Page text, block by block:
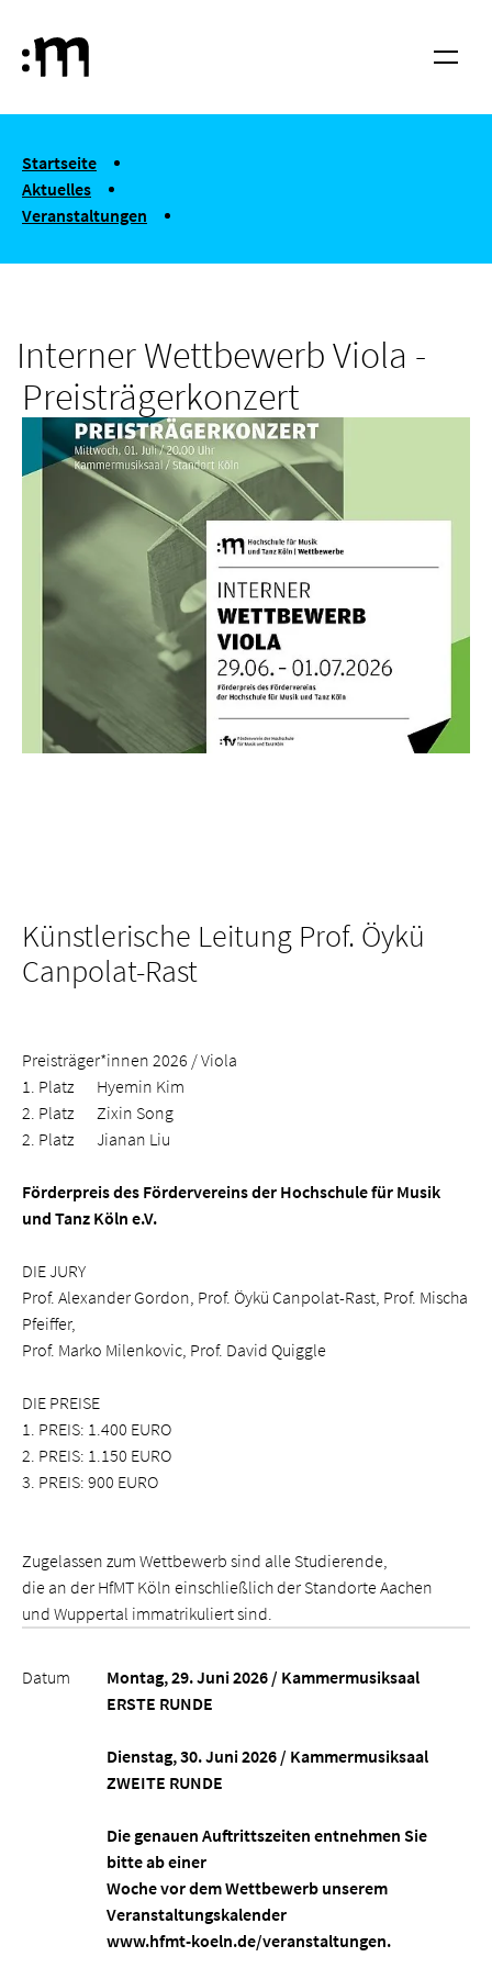
Hochschule für Musik und Tanz Köln Menü
You are here:
Startseite
Aktuelles
Veranstaltungen
Interner Wettbewerb Viola - Preisträgerkonzert
Interner Wettbewerb Viola -
Preisträgerkonzert
Künstlerische Leitung Prof. Öykü
Canpolat-Rast
Preisträger*innen 2026 / Viola
1. Platz Hyemin Kim
2. Platz Zixin Song
2. Platz Jianan Liu
Förderpreis des Fördervereins der Hochschule für Musik
und Tanz Köln e.V.
DIE JURY
Prof. Alexander Gordon, Prof. Öykü Canpolat-Rast, Prof. Mischa
Pfeiffer,
Prof. Marko Milenkovic, Prof. David Quiggle
DIE PREISE
1. PREIS: 1.400 EURO
2. PREIS: 1.150 EURO
3. PREIS: 900 EURO
Zugelassen zum Wettbewerb sind alle Studierende,
die an der HfMT Köln einschließlich der Standorte Aachen
und Wuppertal immatrikuliert sind.
Datum
Montag, 29. Juni 2026 / Kammermusiksaal
ERSTE RUNDE
Dienstag, 30. Juni 2026 / Kammermusiksaal
ZWEITE RUNDE
Die genauen Auftrittszeiten entnehmen Sie
bitte ab einer
Woche vor dem Wettbewerb unserem
Veranstaltungskalender
www.hfmt-koeln.de/veranstaltungen.